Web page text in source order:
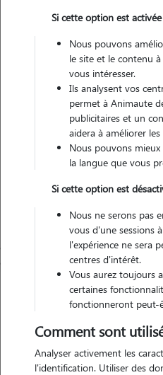
Non véhiculé
L'envoi d'une demande
Si cette option est
Nous pouvons
le site et le contenu
vous intéresser.
Ils analysent vos
permet à Animaute
publicitaires et un
aidera à améliorer
Nous pouvons
la langue que vous
Si cette option est
Nous ne serons pas
vous d'une sessions
l'expérience ne sera
centres d'intérêt.
Vous aurez toujours
certaines
fonctionneront peut-
Comment sont
Analyser activement les
l'identification. Utiliser des